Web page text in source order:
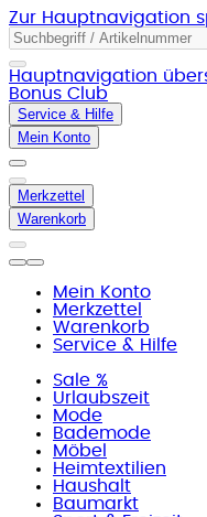
Zur Hauptnavigation
Hauptnavigation
Bonus Club
Service & Hilfe
Mein Konto
Merkzettel
Warenkorb
Mein Konto
Merkzettel
Warenkorb
Service & Hilfe
Sale %
Urlaubszeit
Mode
Bademode
Möbel
Heimtextilien
Haushalt
Baumarkt